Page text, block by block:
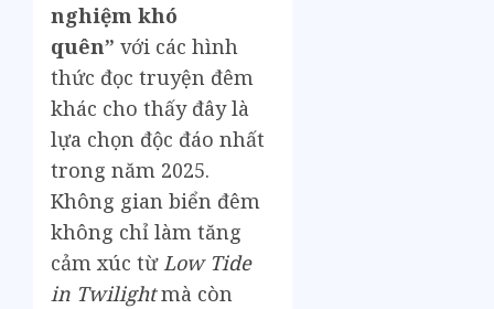
nghiệm khó
quên” với các hình
thức đọc truyện đêm
khác cho thấy đây là
lựa chọn độc đáo nhất
trong năm 2025.
Không gian biển đêm
không chỉ làm tăng
cảm xúc từLow Tide
in Twilightmà còn